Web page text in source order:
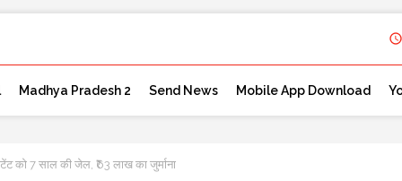
Madhya Pradesh 2 Send News Mobile App Download
को 7 साल की जेल, ₹63 लाख का जुर्माना